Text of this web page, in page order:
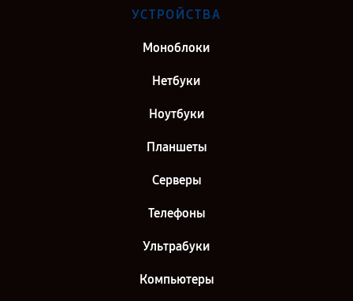
УСТРОЙСТВА
Моноблоки
Нетбуки
Ноутбуки
Планшеты
Серверы
Телефоны
Ультрабуки
Компьютеры